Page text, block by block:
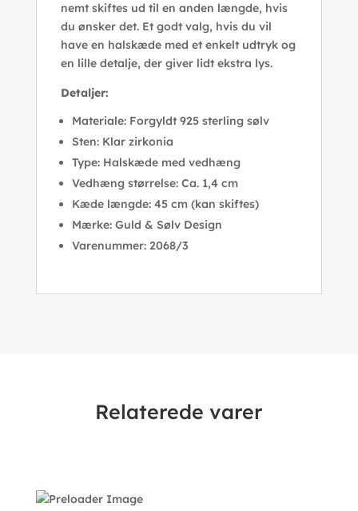
nemt skiftes ud til en anden længde, hvis
du ønsker det. Et godt valg, hvis du vil
have en halskæde med et enkelt udtryk og
en lille detalje, der giver lidt ekstra lys.
Detaljer:
Materiale: Forgyldt 925 sterling sølv
Sten: Klar zirkonia
Type: Halskæde med vedhæng
Vedhæng størrelse: Ca. 1,4 cm
Kæde længde: 45 cm (kan skiftes)
Mærke: Guld & Sølv Design
Varenummer: 2068/3
Relaterede varer